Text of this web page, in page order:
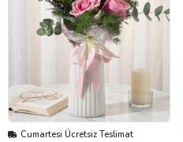
Cumartesi Ücretsiz Teslimat